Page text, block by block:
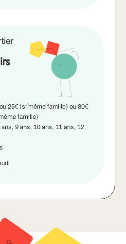
25€ (si même famille) ou 80€
famille)
9 ans, 10 ans, 11 ans, 12